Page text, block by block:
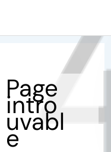
Page
intro
uvabl
e